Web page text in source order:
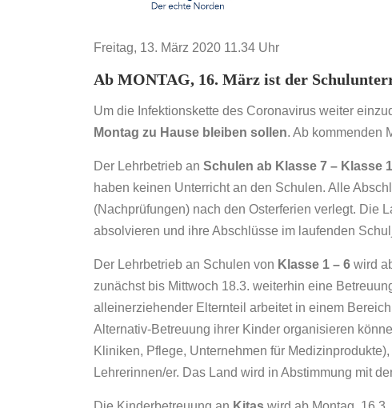
Freitag, 13. März 2020 11.34 Uhr
Ab MONTAG, 16. März ist der
Um die Infektionskette des Coronavirus weiter
Montag zu Hause bleiben sollen. Ab kommenden
Der Lehrbetrieb an Schulen ab Klasse 7 – Klasse
haben keinen Unterricht an den Schulen. Alle
(Nachprüfungen) nach den Osterferien verlegt. Die
absolvieren und ihre Abschlüsse im laufenden
Der Lehrbetrieb an Schulen von Klasse 1 – 6 wird
zunächst bis Mittwoch 18.3. weiterhin eine
alleinerziehender Elternteil arbeitet in einem
Alternativ-Betreuung ihrer Kinder organisieren
Kliniken, Pflege, Unternehmen für
Lehrerinnen/er. Das Land wird in Abstimmung mit